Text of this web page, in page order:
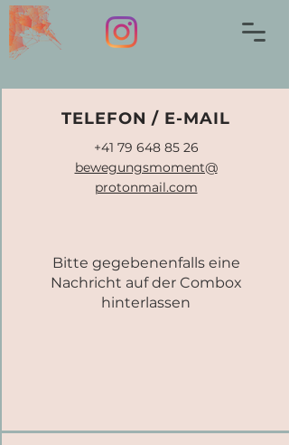
TELEFON / E-MAIL
+41 79 648 85 26
bewegungsmoment@
protonmail.com
Bitte gegebenenfalls eine
Nachricht auf der Combox
hinterlassen